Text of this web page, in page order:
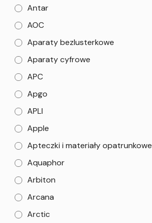
Antar
AOC
Aparaty bezlusterkowe
Aparaty cyfrowe
APC
Apgo
APLI
Apple
Apteczki i materiały opatrunkowe
Aquaphor
Arbiton
Arcana
Arctic